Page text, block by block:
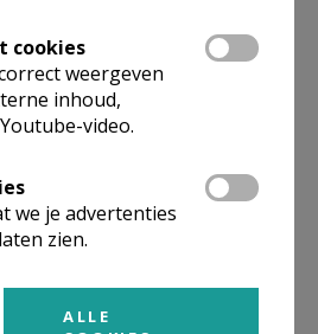
dicht bij ons van de kleine
op wat komen gaat.
achterkleinkinderen en
harte PROFICIAT
voor haar
cookies
weergeven
inhoud,
video.
we je advertenties
zien.
ALLE